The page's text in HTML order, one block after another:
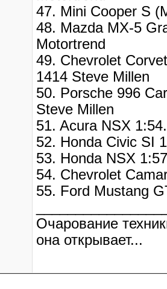
47. Mini Cooper S
48. Mazda MX-5
Motortrend
49. Chevrolet
1414 Steve Millen
50. Porsche 996
Steve Millen
51. Acura NSX
52. Honda Civic SI
53. Honda NSX
54. Chevrolet
55. Ford Mustang
Очарование
она открывает...